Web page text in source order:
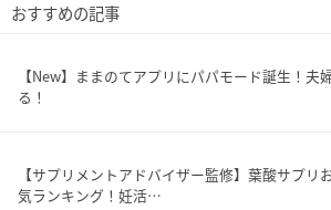
おすすめの記事
【New】ままのてアプリにパパモード誕生！夫
る！
【サプリメントアドバイザー監修】葉酸サプリ
気ランキング！妊活…